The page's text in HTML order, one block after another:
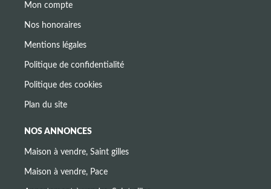
Mon compte
Nos honoraires
Mentions légales
Politique de confidentialité
Politique des cookies
Plan du site
NOS ANNONCES
Maison à vendre, Saint gilles
Maison à vendre, Pace